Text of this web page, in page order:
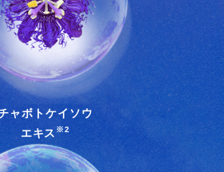
ャボトケイソウ
エキス ※2